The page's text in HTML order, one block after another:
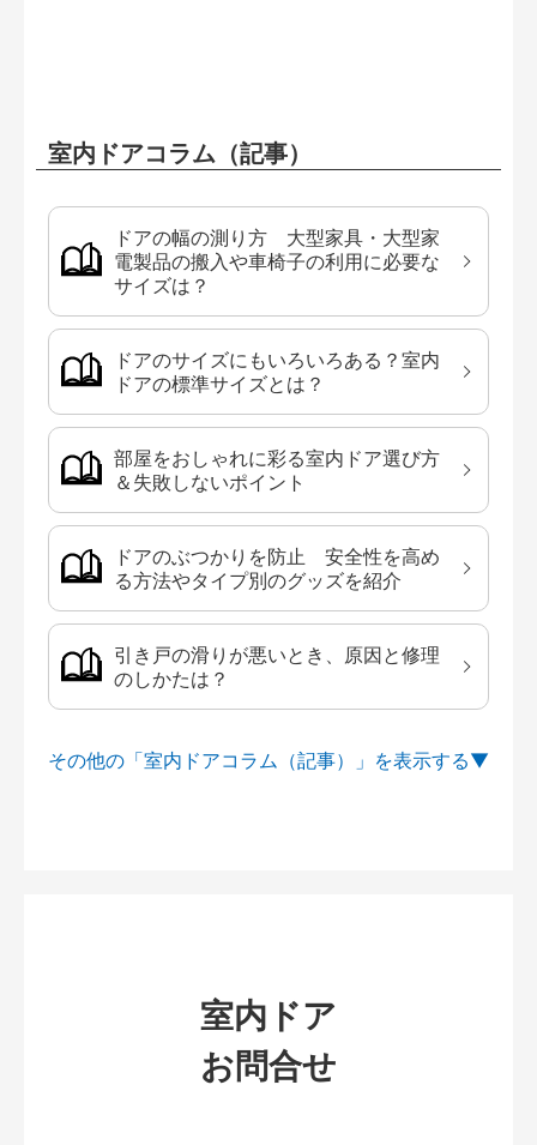
室内ドアコラム（記事）
ドアの幅の測り方 大型家具・大型家
電製品の搬入や車椅子の利用に必要な
サイズは？
ドアのサイズにもいろいろある？室内
ドアの標準サイズとは？
部屋をおしゃれに彩る室内ドア選び方
＆失敗しないポイント
ドアのぶつかりを防止 安全性を高め
る方法やタイプ別のグッズを紹介
引き戸の滑りが悪いとき、原因と修理
のしかたは？
その他の「室内ドアコラム（記事）」を
室内ドア
お問合せ